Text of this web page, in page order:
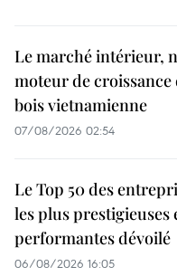
Le marché intérieur,
moteur de
bois vietnamienne
07/08/2026 02:54
Le Top 50 des
les plus prestigieuses
performantes dévoilé
06/08/2026 16:05